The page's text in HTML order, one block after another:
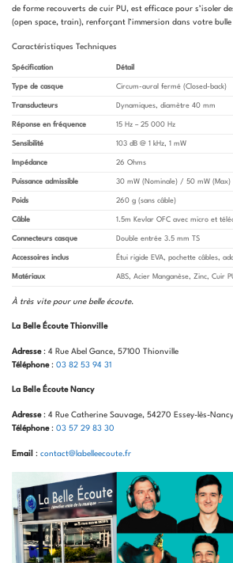
de forme recouverts de cuir PU, est efficace pour s’isoler
(open space, train), renforçant l’immersion dans votre bulle
Caractéristiques Techniques
Spécification Détail
Type de casque Circum-aural fermé (Closed-back)
Transducteurs Dynamiques, diamètre 40 mm
Réponse en fréquence 15 Hz – 25 000 Hz
Sensibilité 103 dB @ 1 kHz, 1 mW
Impédance 26 Ohms
Puissance admissible 30 mW (Nominale) / 50 mW (Max)
Poids 260 g (sans câble)
Câble 1.5m Kevlar OFC avec micro et
Connecteurs casque Double entrée 3.5 mm TS
Accessoires inclus Étui rigide EVA, pochette câbles,
Matériaux ABS, Acier Manganèse, Zinc, Cuir
À très vite pour une belle écoute.
La Belle Écoute Thionville
Adresse: 4 Rue Abel Gance, 57100 Thionville
Téléphone: 03 82 53 94 31
La Belle Écoute Nancy
Adresse: 4 Rue Catherine Sauvage, 54270 Essey-lès-Nancy
Téléphone: 03 57 29 83 30
Email : contact@labelleecoute.fr